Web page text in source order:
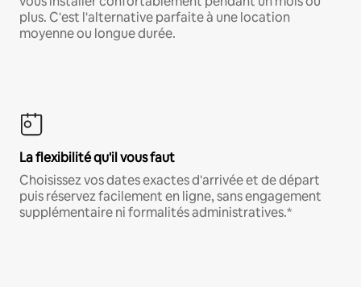
plus. C'est l'alternative parfaite à une location
moyenne ou longue durée.
La flexibilité qu'il vous faut
Choisissez vos dates exactes d'arrivée et de départ
puis réservez facilement en ligne, sans engagement
supplémentaire ni formalités administratives.*